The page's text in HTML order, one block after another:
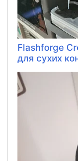
Flashforge
для сухих